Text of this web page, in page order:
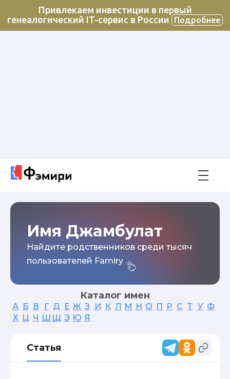
Привлекаем инвестиции в первый
генеалогический IT-сервис в России
Подробнее
Имя Джамбулат
Найдите родственников среди тысяч
пользователей Famiry
Каталог имен
А Б В Г Д Е Ж З И К Л М Н О П Р С Т У Ф
Х Ц Ч Ш Щ Э Ю Я
Статья